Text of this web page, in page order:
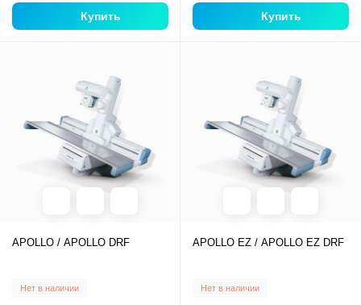
Купить Купить
APOLLO / APOLLO DRF
Нет в наличии
APOLLO EZ / APOLLO EZ DRF
Нет в наличии